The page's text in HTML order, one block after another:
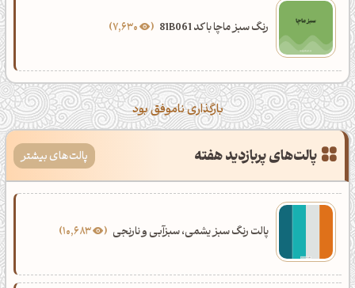
رنگ سبز ماچا با کد 81B061
بارگذاری ناموفق بود
پالت‌های پربازدید هفته پالت‌های بیشتر
پالت رنگ سبز یشمی، سبزآبی و نارنجی 10,683